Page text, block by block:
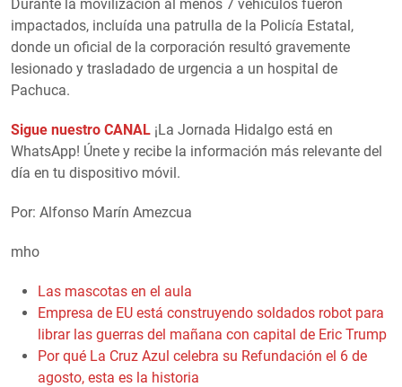
Durante la movilización al menos 7 vehículos fueron
impactados, incluída una patrulla de la Policía Estatal,
donde un oficial de la corporación resultó gravemente
lesionado y trasladado de urgencia a un hospital de
Pachuca.
Sigue nuestro CANAL ¡La Jornada Hidalgo está en
WhatsApp! Únete y recibe la información más relevante del
día en tu dispositivo móvil.
Por: Alfonso Marín Amezcua
mho
Las mascotas en el aula
Empresa de EU está construyendo soldados robot para
librar las guerras del mañana con capital de Eric Trump
Por qué La Cruz Azul celebra su Refundación el 6 de
agosto, esta es la historia